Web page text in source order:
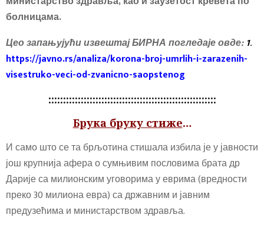
болницама.
Цео запањујући извештај БИРНА погледаје овде: 1.
https://javno.rs/analiza/korona-broj-umrlih-i-zarazenih-
visestruko-veci-od-zvanicno-saopstenog
:::::::::::::::::::::::::::::::::::::::::::::::::::::::::
Брука бруку стиже…
И само што се та брљотина стишала избила је у јавности
још крупнија афера о сумњивим пословима брата др
Дарије са милионским уговорима у еврима (вредности
преко 30 милиона евра) са државним и јавним
предузећима и министарством здравља.